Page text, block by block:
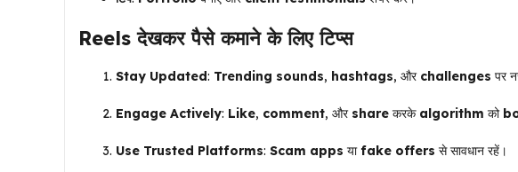
Reels देखकर पैसे कमाने के लिए टिप्स
Stay Updated: Trending sounds, hashtags, और challenges पर
Engage Actively: Like, comment, और share करके algorithm को
Use Trusted Platforms: Scam apps या fake offers से सावधान रहें।